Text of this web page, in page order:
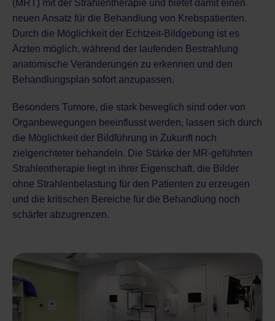
(MRT) mit der Strahlentherapie und bietet damit einen
neuen Ansatz für die Behandlung von Krebspatienten.
Durch die Möglichkeit der Echtzeit-Bildgebung ist es
Ärzten möglich, während der laufenden Bestrahlung
anatomische Veränderungen zu erkennen und den
Behandlungsplan sofort anzupassen.
Besonders Tumore, die stark beweglich sind oder von
Organbewegungen beeinflusst werden, lassen sich durch
die Möglichkeit der Bildführung in Zukunft noch
zielgerichteter behandeln. Die Stärke der MR-geführten
Strahlentherapie liegt in ihrer Eigenschaft, die Bilder
ohne Strahlenbelastung für den Patienten zu erzeugen
und die kritischen Bereiche für die Behandlung noch
schärfer abzugrenzen.